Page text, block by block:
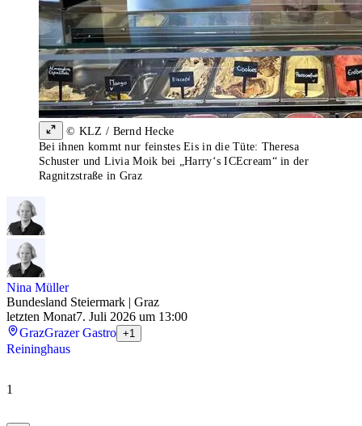
© KLZ / Bernd Hecke
Bei ihnen kommt nur feinstes Eis in die Tüte: Theresa
Schuster und Livia Moik bei „Harry‘s ICEcream“ in der
Ragnitzstraße in Graz
Nina Müller
Bundesland Steiermark | Graz
letzten Monat7. Juli 2026 um 13:00
GrazGrazer Gastro +1
Reininghaus
1